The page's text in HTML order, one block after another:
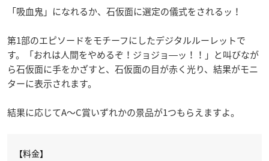
「吸血鬼」になれるか、石仮面に選定の儀式をされるッ！
第1部のエピソードをモチーフにしたデジタルルーレットで
す。「おれは人間をやめるぞ！ジョジョ―ッ！！」と叫びなが
ら石仮面に手をかざすと、石仮面の目が赤く光り、結果がモニ
ターに表示されます。
結果に応じてA～C賞いずれかの景品が1つもらえますよ。
【料金】